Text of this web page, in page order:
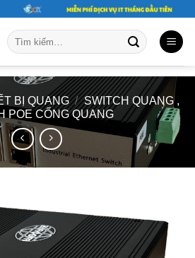
Tìm
kiếm:
BỊ QUANG / SWITCH QUANG ,
POE CỔNG QUANG